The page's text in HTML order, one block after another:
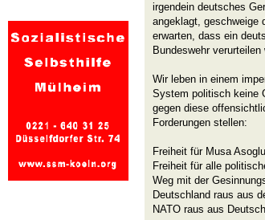
irgendein deutsches
angeklagt, geschweige
erwarten, dass ein
Bundeswehr verurteilen
Wir leben in einem
System politisch keine
gegen diese
Forderungen stellen:
Freiheit für Musa
Freiheit für alle
Weg mit der
Deutschland raus aus
NATO raus aus